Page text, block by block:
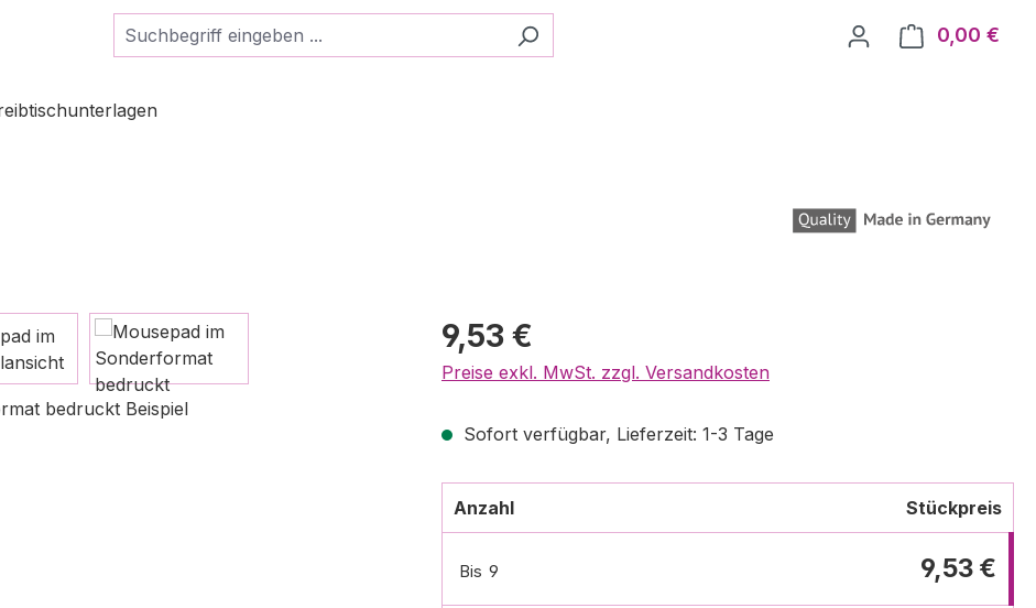
0,00 €
9,53 €
Preise exkl. MwSt. zzgl. Versandkosten
Sofort verfügbar, Lieferzeit: 1-3 Tage
Anzahl Stückpreis
Bis 9 9,53 €